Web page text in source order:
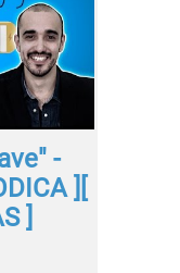
-
][
]